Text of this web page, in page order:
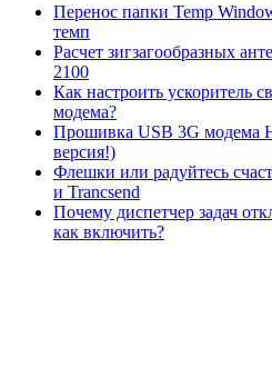
Перенос папки Temp
темп
Расчет зигзагообразных
2100
Как настроить ускоритель
модема?
Прошивка USB 3G модема
версия!)
Флешки или радуйтесь
и Trancsend
Почему диспетчер задач
как включить?